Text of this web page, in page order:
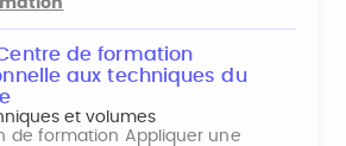
de formation
aux techniques du
et volumes
de formation Appliquer une